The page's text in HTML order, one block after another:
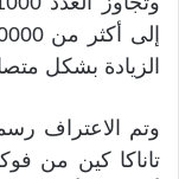
الزيادة بشكل